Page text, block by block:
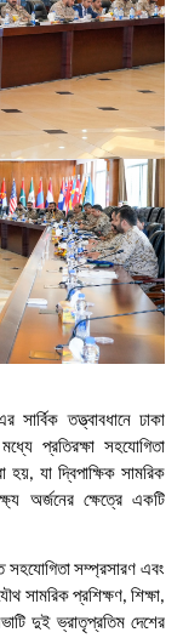
সার্বিক তত্ত্বাবধানে ঢাকা
মধ্যে প্রতিরক্ষা সহযোগিতা
হয়,যা দ্বিপাক্ষিক সামরিক
অর্জনের ক্ষেত্রে একটি
সহযোগিতা সম্প্রসারণ এবং
সামরিক প্রশিক্ষণ, শিক্ষা,
দুই ভ্রাতৃপ্রতিম দেশের